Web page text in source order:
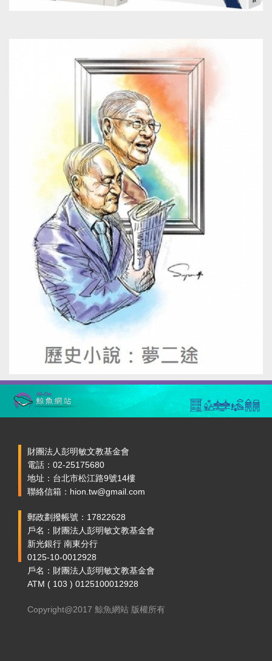
財團法人彭明敏文教基金會
電話：02-25175680
地址：台北市松江路9號14樓
聯絡信箱：hion.tw@gmail.com
郵政劃撥帳號：17822628
戶名：財團法人彭明敏文教基金會
新光銀行 南東分行
0125-10-0012928
戶名：財團法人彭明敏文教基金會
ATM ( 103 ) 0125100012928
Copyright@2017 鯨魚網站 版權所有